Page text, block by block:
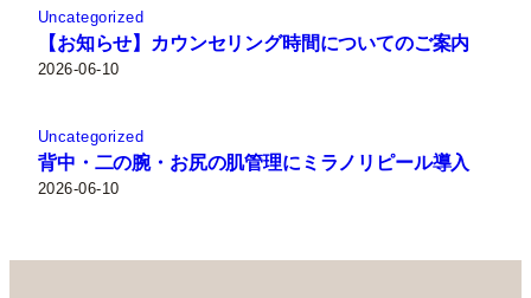
Uncategorized
【お知らせ】カウンセリング時間についてのご案内
2026-06-10
Uncategorized
背中・二の腕・お尻の肌管理にミラノリピール導入
2026-06-10